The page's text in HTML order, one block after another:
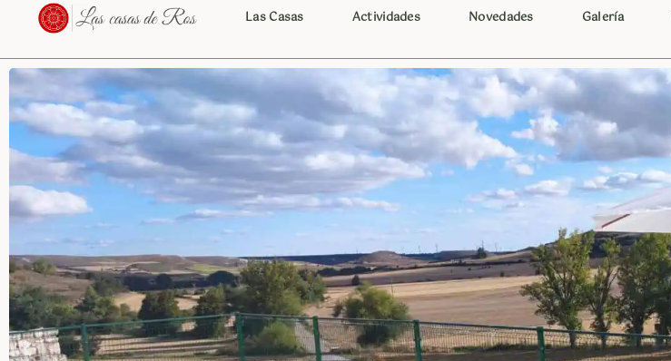
Las Casas Actividades Novedades Galería